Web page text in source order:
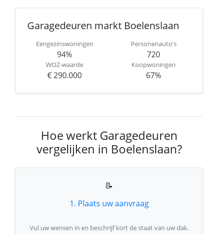
Garagedeuren markt Boelenslaan
Eengezinswoningen
94%
Personenauto's
720
WOZ-waarde
€ 290.000
Koopwoningen
67%
Hoe werkt Garagedeuren
vergelijken in Boelenslaan?
📝
1. Plaats uw aanvraag
Vul uw wensen in en beschrijf kort de staat van uw dak.